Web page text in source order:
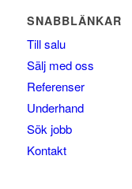
SNABBLÄNKAR
Till salu
Sälj med oss
Referenser
Underhand
Sök jobb
Kontakt